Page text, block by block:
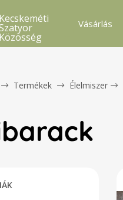
Kecskeméti
Közösség
Vásárlás
Termékek Élelmiszer